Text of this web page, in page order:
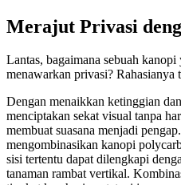
Merajut Privasi
Lantas, bagaimana sebuah
menawarkan privasi? Rahasianya
Dengan menaikkan ketinggian
menciptakan sekat visual tanpa
membuat suasana menjadi
mengombinasikan kanopi
sisi tertentu dapat dilengkapi
tanaman rambat vertikal.